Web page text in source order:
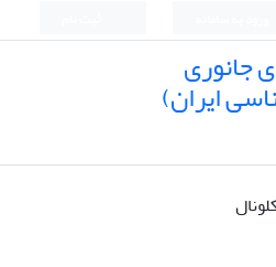
جانوری
ایران)